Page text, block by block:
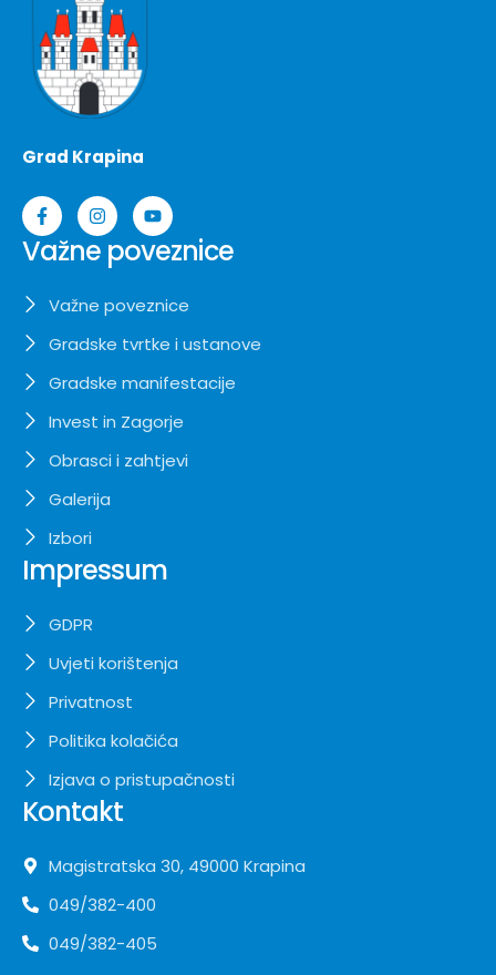
Grad Krapina
Važne poveznice
Važne poveznice
Gradske tvrtke i ustanove
Gradske manifestacije
Invest in Zagorje
Obrasci i zahtjevi
Galerija
Izbori
Impressum
GDPR
Uvjeti korištenja
Privatnost
Politika kolačića
Izjava o pristupačnosti
Kontakt
Magistratska 30, 49000 Krapina
049/382-400
049/382-405